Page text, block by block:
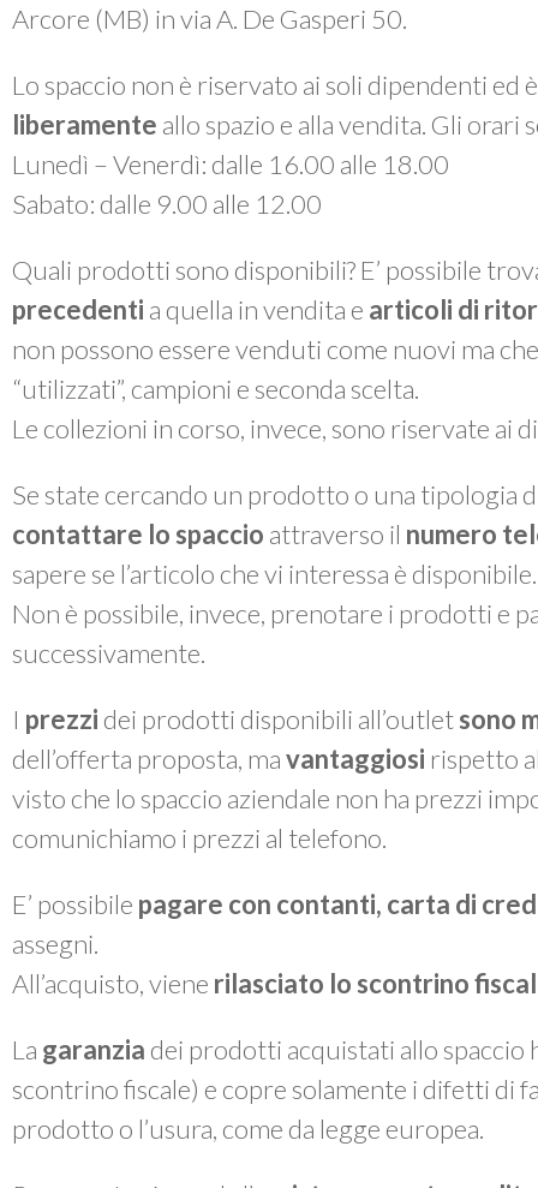
Arcore (MB) in via A. De Gasperi 50.
Lo spaccio non è riservato ai soli dipendenti ed
liberamente allo spazio e alla vendita. Gli orari
Lunedì – Venerdì: dalle 16.00 alle 18.00
Sabato: dalle 9.00 alle 12.00
Quali prodotti sono disponibili? E’ possibile
precedenti a quella in vendita e articoli di
non possono essere venduti come nuovi ma
“utilizzati”, campioni e seconda scelta.
Le collezioni in corso, invece, sono riservate ai
Se state cercando un prodotto o una tipologia
contattare lo spaccio attraverso il numero
sapere se l’articolo che vi interessa è disponibile.
Non è possibile, invece, prenotare i prodotti e
successivamente.
I prezzi dei prodotti disponibili all’outletsono
dell’offerta proposta, mavantaggiosi rispetto
visto che lo spaccio aziendale non ha prezzi
comunichiamo i prezzi al telefono.
E’ possibile pagare con contanti, carta di
assegni.
All’acquisto, viene rilasciato lo scontrino
La garanzia dei prodotti acquistati allo spaccio
scontrino fiscale) e copre solamente i difetti di
prodotto o l’usura, come da legge europea.